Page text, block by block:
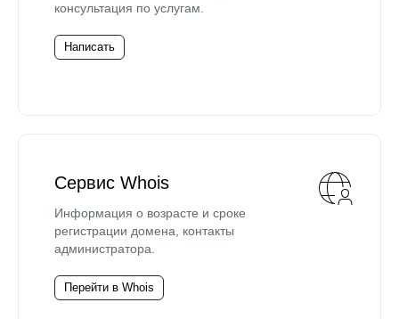
консультация по услугам.
Написать
Сервис Whois
Информация о возрасте и сроке
регистрации домена, контакты
администратора.
Перейти в Whois